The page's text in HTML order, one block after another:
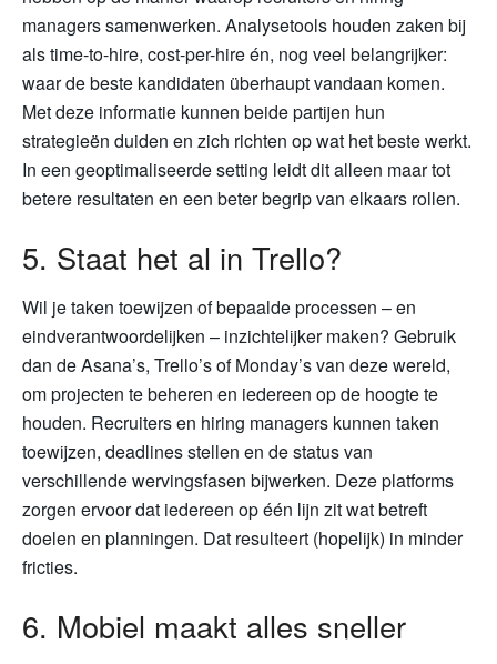
managers samenwerken. Analysetools houden zaken bij
als time-to-hire, cost-per-hire én, nog veel belangrijker:
waar de beste kandidaten überhaupt vandaan komen.
Met deze informatie kunnen beide partijen hun
strategieën duiden en zich richten op wat het beste werkt.
In een geoptimaliseerde setting leidt dit alleen maar tot
betere resultaten en een beter begrip van elkaars rollen.
5. Staat het al in Trello?
Wil je taken toewijzen of bepaalde processen – en
eindverantwoordelijken – inzichtelijker maken? Gebruik
dan de Asana’s, Trello’s of Monday’s van deze wereld,
om projecten te beheren en iedereen op de hoogte te
houden. Recruiters en hiring managers kunnen taken
toewijzen, deadlines stellen en de status van
verschillende wervingsfasen bijwerken. Deze platforms
zorgen ervoor dat iedereen op één lijn zit wat betreft
doelen en planningen. Dat resulteert (hopelijk) in minder
fricties.
6. Mobiel maakt alles sneller